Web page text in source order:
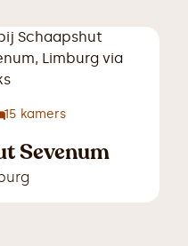
15 kamers
Sevenum